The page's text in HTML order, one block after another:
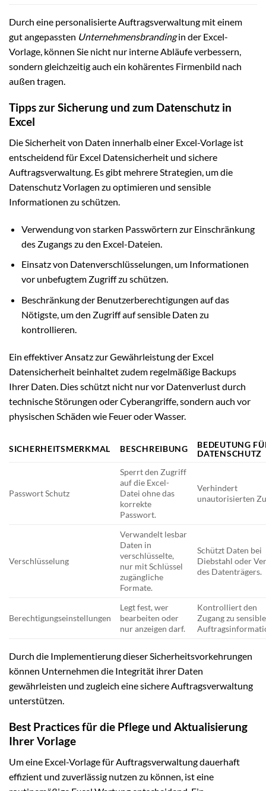
Durch eine personalisierte Auftragsverwaltung mit einem
gut angepassten Unternehmensbrandingin der Excel-
Vorlage, können Sie nicht nur interne Abläufe verbessern,
sondern gleichzeitig auch ein kohärentes Firmenbild nach
außen tragen.
Tipps zur Sicherung und zum Datenschutz in
Excel
Die Sicherheit von Daten innerhalb einer Excel-Vorlage ist
entscheidend für Excel Datensicherheit und sichere
Auftragsverwaltung. Es gibt mehrere Strategien, um die
Datenschutz Vorlagen zu optimieren und sensible
Informationen zu schützen.
Verwendung von starken Passwörtern zur Einschränkung
des Zugangs zu den Excel-Dateien.
Einsatz von Datenverschlüsselungen, um Informationen
vor unbefugtem Zugriff zu schützen.
Beschränkung der Benutzerberechtigungen auf das
Nötigste, um den Zugriff auf sensible Daten zu
kontrollieren.
Ein effektiver Ansatz zur Gewährleistung der Excel
Datensicherheit beinhaltet zudem regelmäßige Backups
Ihrer Daten. Dies schützt nicht nur vor Datenverlust durch
technische Störungen oder Cyberangriffe, sondern auch vor
physischen Schäden wie Feuer oder Wasser.
SICHERHEITSMERKMAL BESCHREIBUNG
BEDEUTUNG
DATENSCHUTZ
Passwort Schutz
Sperrt den Zugriff
auf die Excel-
Datei ohne das
korrekte
Passwort.
Verhindert
unautorisierten
Verschlüsselung
Verwandelt lesbar
Daten in
verschlüsselte,
nur mit Schlüssel
zugängliche
Formate.
Schützt Daten bei
Diebstahl oder
des Datenträgers.
Berechtigungseinstellungen
Legt fest, wer
bearbeiten oder
nur anzeigen darf.
Kontrolliert den
Zugang zu
Durch die Implementierung dieser Sicherheitsvorkehrungen
können Unternehmen die Integrität ihrer Daten
gewährleisten und zugleich eine sichere Auftragsverwaltung
unterstützen.
Best Practices für die Pflege und Aktualisierung
Ihrer Vorlage
Um eine Excel-Vorlage für Auftragsverwaltung dauerhaft
effizient und zuverlässig nutzen zu können, ist eine